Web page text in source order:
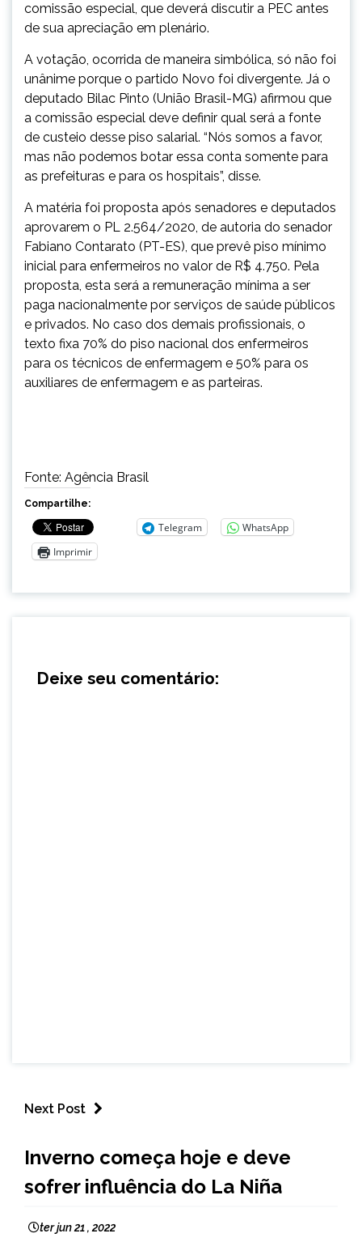
comissão especial, que deverá discutir a PEC antes
de sua apreciação em plenário.
A votação, ocorrida de maneira simbólica, só não foi
unânime porque o partido Novo foi divergente. Já o
deputado Bilac Pinto (União Brasil-MG) afirmou que
a comissão especial deve definir qual será a fonte
de custeio desse piso salarial. “Nós somos a favor,
mas não podemos botar essa conta somente para
as prefeituras e para os hospitais”, disse.
A matéria foi proposta após senadores e deputados
aprovarem o PL 2.564/2020, de autoria do senador
Fabiano Contarato (PT-ES), que prevê piso mínimo
inicial para enfermeiros no valor de R$ 4.750. Pela
proposta, esta será a remuneração mínima a ser
paga nacionalmente por serviços de saúde públicos
e privados. No caso dos demais profissionais, o
texto fixa 70% do piso nacional dos enfermeiros
para os técnicos de enfermagem e 50% para os
auxiliares de enfermagem e as parteiras.
Fonte: Agência Brasil
Compartilhe:
Telegram
WhatsApp
Imprimir
Deixe seu comentário:
Next Post
NOTÍCIAS
Inverno começa hoje e deve
sofrer influência do La Niña
ter jun 21 , 2022